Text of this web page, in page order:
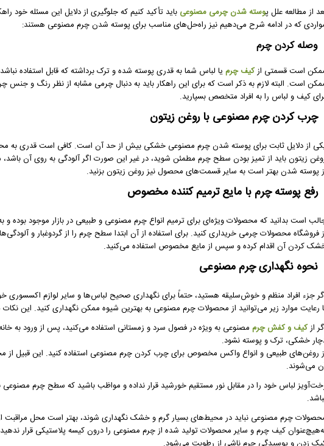
از مطالعه علل پوسته شدن چرمی مصنوعی باید تأکید کنیم که جلوگیری از دلایل این مسئله خود
که در ادامه شرح می‌دهیم نیز راه‌حل‌های مناسب برای پوسته شدن چرم مصنوعی هستند:
وصله کردن چرم
است قسمتی ازکیف چرمیا لباس شما به قدری پوسته شده و ترک برداشته که قابل استفاده
است. البته لازم به ذکر است که برای این راهکار باید به دنبال چرمی مشابه از نظر رنگ و جنس
کیف و لباس را به افراد متخصص بسپارید.
چرب کردن چرم مصنوعی با روغن زیتون
از دلایل ثابت برای پوسته شدن چرم مصنوعی خشکی بیش از حد آن است. کافی است قدری به محل
زیتون باید از تمیز بودن سطح چرم مطمئن شوید، در غیر این صورت اگر آلودگی به روی آن
پوسته شدن بهتر است به سایر قسمت‌های محصول نیز روغن زیتون بزنید.
رفع پوسته چرم با مایع ترمیم کننده مخصوص
است بدانید که محصولات ویژه‌ای برای ترمیم انواع چرم مصنوعی و طبیعی در بازار موجود بوده و
فروشگاه محصولات چرمی خریداری کنید. برای استفاده از آن ابتدا سطح چرم را از گردوغبار و
کردن آن اقدام کرده و سپس از مایع مخصوص استفاده می‌کنید.
نحوه نگهداری چرم مصنوعی
جزء افراد منظم و خوش‌سلیقه هستید، حتماً برای نگهداری صحیح لباس‌ها و سایر لوازم
رعایت موارد زیر می‌توانید از محصولات چرم مصنوعی به بهترین شیوه ممکن نگهداری کنید. این نکات
ازکیف و کفش چرممصنوعی به ویژه در فصول سرد و زمستانی استفاده می‌کنید، پس از ورود به
خشکی، ترک و پوسته نشود.
روغن‌های طبیعی و انواع واکس مخصوص برای چرب کردن چرم مصنوعی استفاده کنید. این قبیل از
می‌شوند.
لباس خود را در مقابل نور مستقیم خورشید قرار نداده و مواظب باشید که سطح چرم مصنوعی
چرم مصنوعی نباید در محیط‌های بسیار گرم و خشک نگهداری شوند، بهتر است محل مراقبت
کیف چرم و سایر محصولات تولید شده از چرم مصنوعی را درون کیسه پلاستیکی قرار